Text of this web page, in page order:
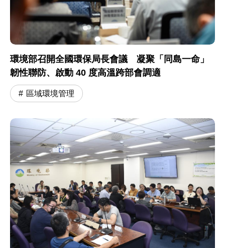
環境部召開全國環保局長會議 凝聚「同島一命」
韌性聯防、啟動 40 度高溫跨部會調適
區域環境管理